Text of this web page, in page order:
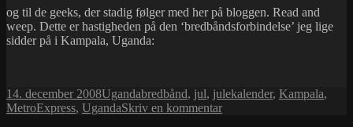
og til de geeks, der stadig følger med her på bloggen. Read and
weep. Dette er hastigheden på den ‘bredbåndsforbindelse’ jeg lige
sidder på i Kampala, Uganda:
Udgivet
i
14. december 2008Kategorier
UgandaTags
bredbånd, jul, julekalender, Kampala,
MetroExpress, UgandaSkriv en kommentartil